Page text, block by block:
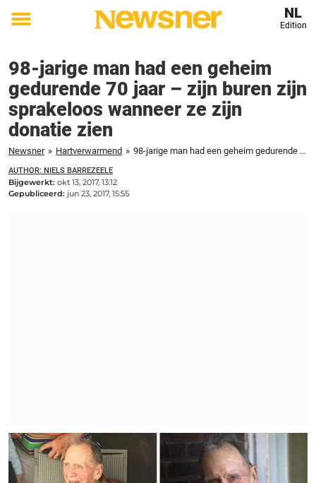
Toggle
NL
Edition
98-jarige man had een geheim
gedurende 70 jaar – zijn buren zijn
sprakeloos wanneer ze zijn
donatie zien
Newsner » Hartverwarmend » 98-jarige man had een geheim gedurende 70 jaar - zijn buren zijn sprakeloos wanneer ze zijn donatie zien
AUTHOR: NIELS BARREZEELE
Bijgewerkt: okt 13, 2017, 13:12
Gepubliceerd: jun 23, 2017, 15:55